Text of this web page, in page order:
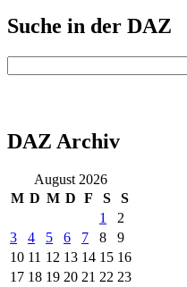
Suche in der DAZ
DAZ Archiv
August 2026
M D M D F S
S
1
2
3
4 5 6 7 8
9
10 11 12 13 14 15 16
17 18 19 20 21 22 23